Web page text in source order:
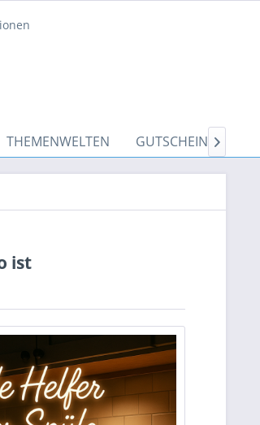
THEMENWELTEN GUTSCHEINE
ist